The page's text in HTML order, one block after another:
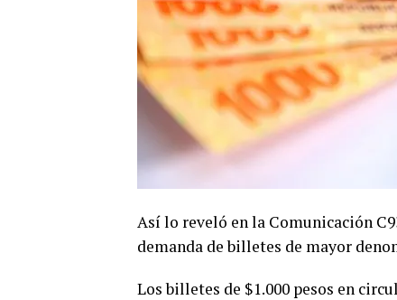
Así lo reveló en la Comunicación
demanda de billetes de mayor
Los billetes de $1.000 pesos en